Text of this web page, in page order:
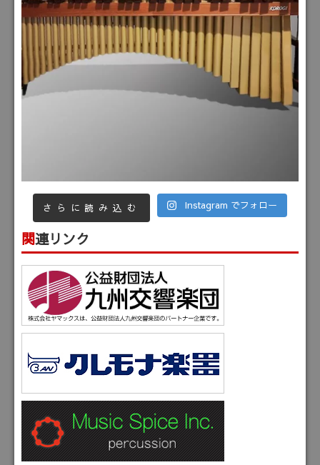
さらに読み込む Instagram でフォロー
関連リンク